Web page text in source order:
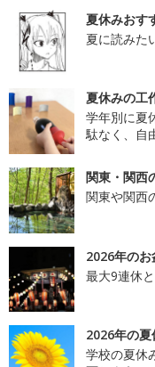
夏休みおす
夏に読みた
夏休みの工
学年別に夏
駄なく、自
関東・関西
関東や関西
2026年のお
最大9連休
2026年の夏
学校の夏休